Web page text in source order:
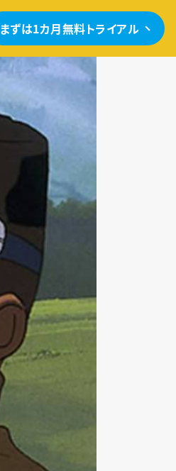
まずは1カ月無料トライアル